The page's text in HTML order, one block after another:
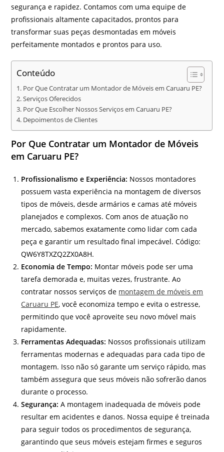
segurança e rapidez. Contamos com uma equipe de
profissionais altamente capacitados, prontos para
transformar suas peças desmontadas em móveis
perfeitamente montados e prontos para uso.
Conteúdo
Por Que Contratar um Montador de Móveis em Caruaru PE?
Serviços Oferecidos
Por Que Escolher Nossos Serviços em Caruaru PE?
Depoimentos de Clientes
Por Que Contratar um Montador de Móveis
em Caruaru PE?
Profissionalismo e Experiência: Nossos montadores
possuem vasta experiência na montagem de diversos
tipos de móveis, desde armários e camas até móveis
planejados e complexos. Com anos de atuação no
mercado, sabemos exatamente como lidar com cada
peça e garantir um resultado final impecável. Código:
QW6Y8TXZQ2ZX0A8H.
Economia de Tempo: Montar móveis pode ser uma
tarefa demorada e, muitas vezes, frustrante. Ao
contratar nossos serviços de montagem de móveis em
Caruaru PE, você economiza tempo e evita o estresse,
permitindo que você aproveite seu novo móvel mais
rapidamente.
Ferramentas Adequadas: Nossos profissionais utilizam
ferramentas modernas e adequadas para cada tipo de
montagem. Isso não só garante um serviço rápido, mas
também assegura que seus móveis não sofrerão danos
durante o processo.
Segurança: A montagem inadequada de móveis pode
resultar em acidentes e danos. Nossa equipe é treinada
para seguir todos os procedimentos de segurança,
garantindo que seus móveis estejam firmes e seguros